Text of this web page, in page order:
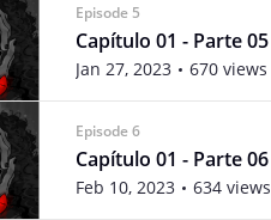
Episode 5
Capítulo 01 - Parte 05
Jan 27, 2023 670 views
Episode 6
Capítulo 01 - Parte 06
Feb 10, 2023 634 views